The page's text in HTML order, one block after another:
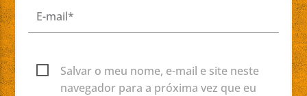
Salvar o meu nome, e-mail e site neste
navegador para a próxima vez que eu